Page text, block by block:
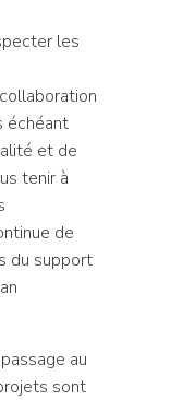
les
échéant
et de
tenir à
de
du support
au
sont